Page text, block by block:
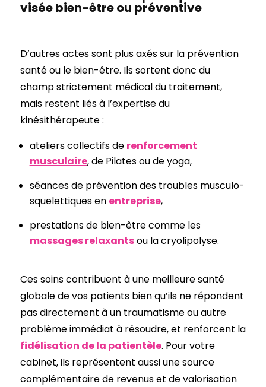
visée bien-être ou préventive
D’autres actes sont plus axés sur la prévention
santé ou le bien-être. Ils sortent donc du
champ strictement médical du traitement,
mais restent liés à l’expertise du
kinésithérapeute :
ateliers collectifs de renforcement
musculaire, de Pilates ou de yoga,
séances de prévention des troubles musculo-
squelettiques en entreprise,
prestations de bien-être comme les
massages relaxantsou la cryolipolyse.
Ces soins contribuent à une meilleure santé
globale de vos patients bien qu’ils ne répondent
pas directement à un traumatisme ou autre
problème immédiat à résoudre, et renforcent la
fidélisation de la patientèle. Pour votre
cabinet, ils représentent aussi une source
complémentaire de revenus et de valorisation